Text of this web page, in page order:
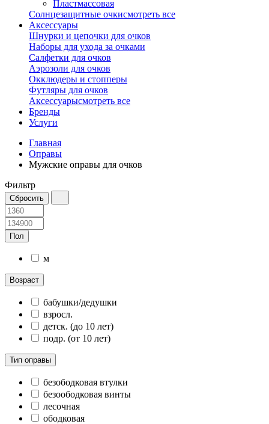
Пластмассовая
Солнцезащитные очкисмотреть все
Аксессуары
Шнурки и цепочки для очков
Наборы для ухода за очками
Салфетки для очков
Аэрозоли для очков
Окклюдеры и стопперы
Футляры для очков
Аксессуарысмотреть все
Бренды
Услуги
Главная
Оправы
Мужские оправы для очков
Фильтр
Пол
м
Возраст
бабушки/дедушки
взросл.
детск. (до 10 лет)
подр. (от 10 лет)
Тип оправы
безободковая втулки
безоободковая винты
лесочная
ободковая